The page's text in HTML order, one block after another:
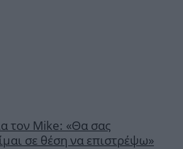
τον Mike: «Θα σας
σε θέση να επιστρέψω»